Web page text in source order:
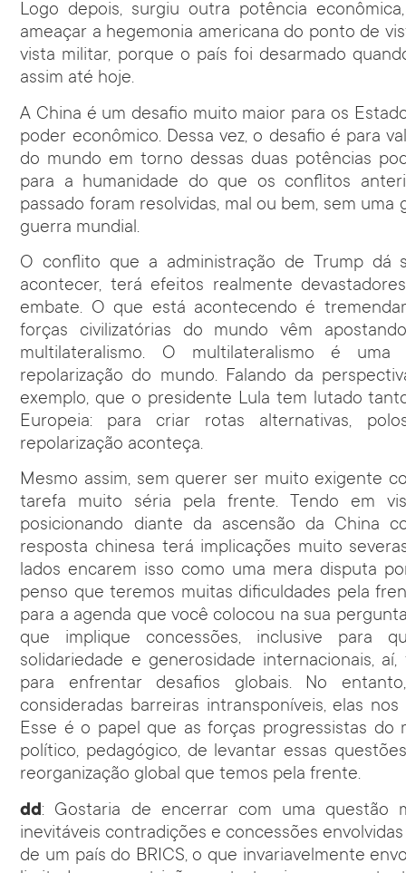
Logo depois, surgiu outra potência
ameaçar a hegemonia americana do ponto de
vista militar, porque o país foi desarmado
assim até hoje.
A China é um desafio muito maior para os
poder econômico. Dessa vez, o desafio é para
do mundo em torno dessas duas potências
para a humanidade do que os conflitos
passado foram resolvidas, mal ou bem, sem
guerra mundial.
O conflito que a administração de Trump dá
acontecer, terá efeitos realmente
embate. O que está acontecendo é
forças civilizatórias do mundo vêm
multilateralismo. O multilateralismo é
repolarização do mundo. Falando da
exemplo, que o presidente Lula tem lutado
Europeia: para criar rotas alternativas,
repolarização aconteça.
Mesmo assim, sem querer ser muito exigente
tarefa muito séria pela frente. Tendo em
posicionando diante da ascensão da China
resposta chinesa terá implicações muito
lados encarem isso como uma mera disputa
penso que teremos muitas dificuldades pela
para a agenda que você colocou na sua
que implique concessões, inclusive para
solidariedade e generosidade internacionais,
para enfrentar desafios globais. No
consideradas barreiras intransponíveis, elas
Esse é o papel que as forças progressistas do
político, pedagógico, de levantar essas
reorganização global que temos pela frente.
dd: Gostaria de encerrar com uma questão
inevitáveis contradições e concessões
de um país do BRICS, o que invariavelmente